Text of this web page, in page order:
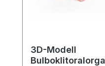
3D-Modell